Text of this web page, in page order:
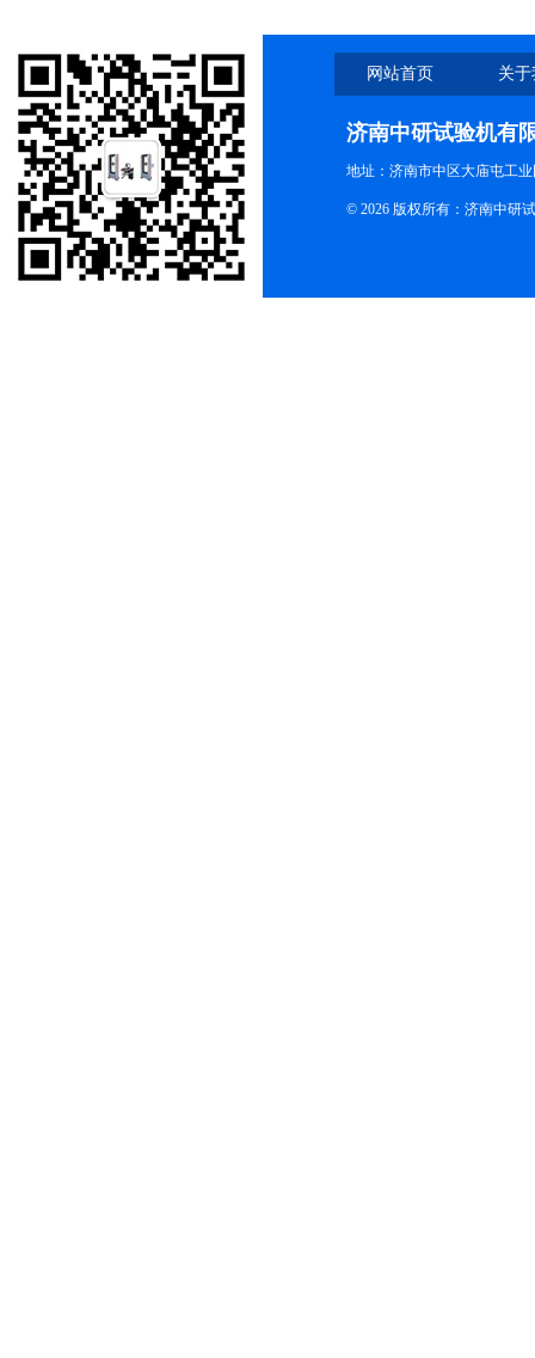
网站首页 关
济南中研试验机有
地址：济南市中区大庙屯工
© 2026 版权所有：济南中研